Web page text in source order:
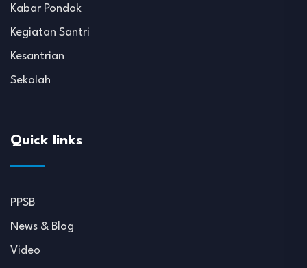
Kabar Pondok
Kegiatan Santri
Kesantrian
Sekolah
Quick links
PPSB
News & Blog
Video